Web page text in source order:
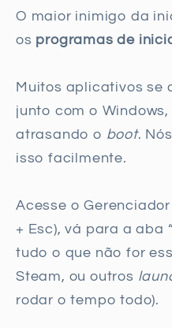
O maior inimigo da
os programas de
Muitos aplicativos se
junto com o
atrasando o boot.
isso facilmente.
Acesse o
+ Esc), vá para a aba
tudo o que não for
Steam, ou outros
rodar o tempo todo).